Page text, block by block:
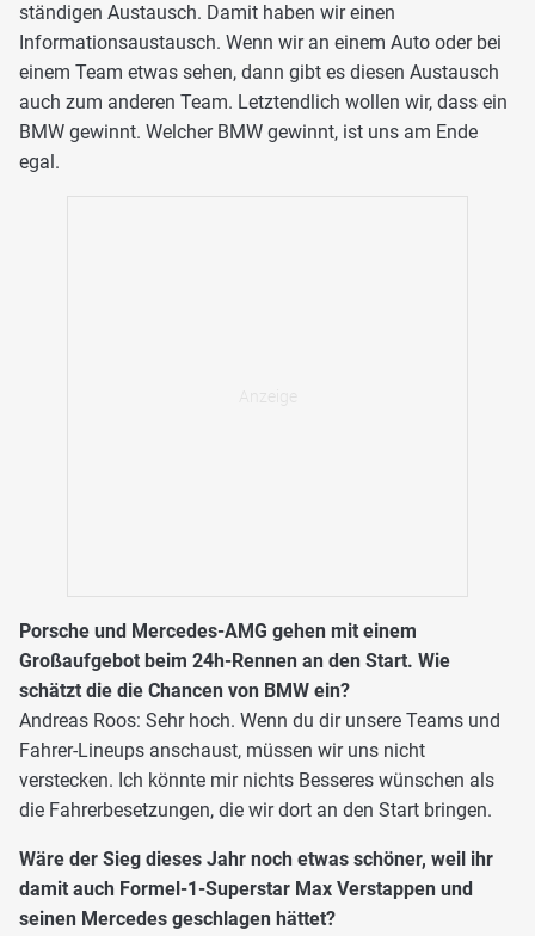
ständigen Austausch. Damit haben wir einen
Informationsaustausch. Wenn wir an einem Auto oder bei
einem Team etwas sehen, dann gibt es diesen Austausch
auch zum anderen Team. Letztendlich wollen wir, dass ein
BMW gewinnt. Welcher BMW gewinnt, ist uns am Ende
egal.
Porsche und Mercedes-AMG gehen mit einem
Großaufgebot beim 24h-Rennen an den Start. Wie
schätzt die die Chancen von BMW ein?
Andreas Roos: Sehr hoch. Wenn du dir unsere Teams und
Fahrer-Lineups anschaust, müssen wir uns nicht
verstecken. Ich könnte mir nichts Besseres wünschen als
die Fahrerbesetzungen, die wir dort an den Start bringen.
Wäre der Sieg dieses Jahr noch etwas schöner, weil ihr
damit auch Formel-1-Superstar Max Verstappen und
seinen Mercedes geschlagen hättet?